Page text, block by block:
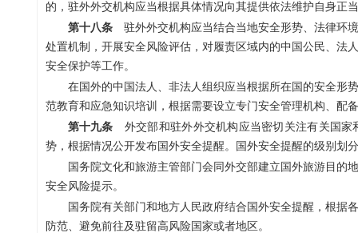
的，驻外外交机构应当根据具体情况向其提供依法维护自身正
第十八条驻外外交机构应当结合当地安全形势、法律环
处置机制，开展安全风险评估，对履责区域内的中国公民、法
安全保护等工作。
在国外的中国法人、非法人组织应当根据所在国的安全形
范教育和应急知识培训，根据需要设立专门安全管理机构、配
第十九条 外交部和驻外外交机构应当密切关注有关国家
势，根据情况公开发布国外安全提醒。国外安全提醒的级别划
国务院文化和旅游主管部门会同外交部建立国外旅游目的
安全风险提示。
国务院有关部门和地方人民政府结合国外安全提醒，根据
防范、避免前往及驻留高风险国家或者地区。